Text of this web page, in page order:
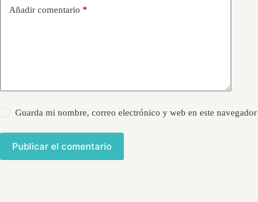
Añadir comentario *
Guarda mi nombre, correo electrónico y web en este
Publicar el comentario